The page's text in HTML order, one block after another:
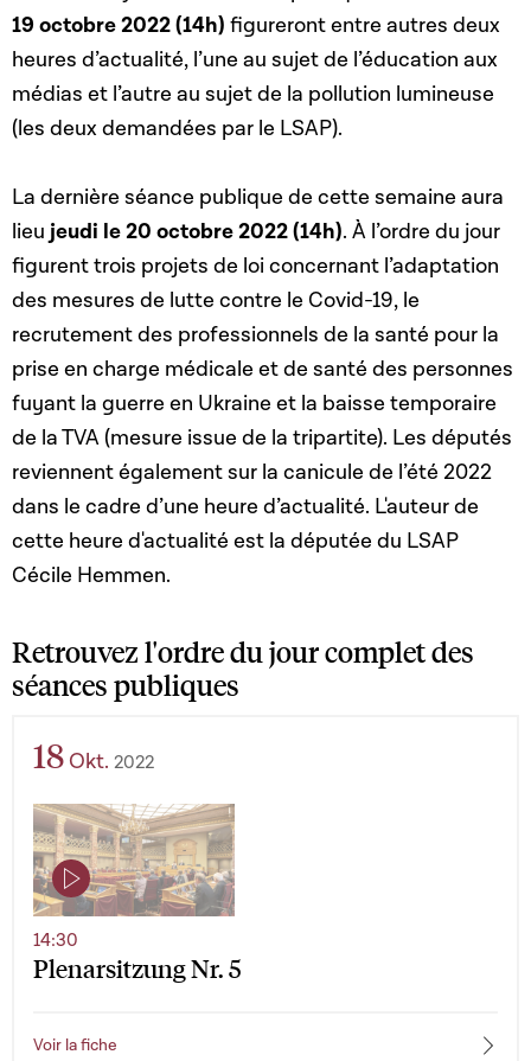
19 octobre 2022 (14h) figureront entre autres deux
heures d’actualité, l’une au sujet de l’éducation aux
médias et l’autre au sujet de la pollution lumineuse
(les deux demandées par le LSAP).
La dernière séance publique de cette semaine aura
lieu jeudi le 20 octobre 2022 (14h). À l’ordre du jour
figurent trois projets de loi concernant l’adaptation
des mesures de lutte contre le Covid-19, le
recrutement des professionnels de la santé pour la
prise en charge médicale et de santé des personnes
fuyant la guerre en Ukraine et la baisse temporaire
de la TVA (mesure issue de la tripartite). Les députés
reviennent également sur la canicule de l’été 2022
dans le cadre d’une heure d’actualité. L'auteur de
cette heure d'actualité est la députée du LSAP
Cécile Hemmen.
Retrouvez l'ordre du jour complet des
séances publiques
18 Okt. 2022
Plenarsitzung Nr. 5
14:30
Voir la fiche